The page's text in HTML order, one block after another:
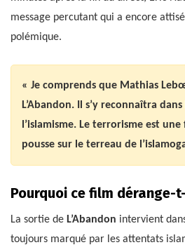
message percutant qui a encore
polémique.
« Je comprends que Mathias
L’Abandon. Il s’y reconnaîtra
l’islamisme. Le terrorisme est
pousse sur le terreau de
Pourquoi ce film dérange-
La sortie de L’Abandon intervient
toujours marqué par les attentats